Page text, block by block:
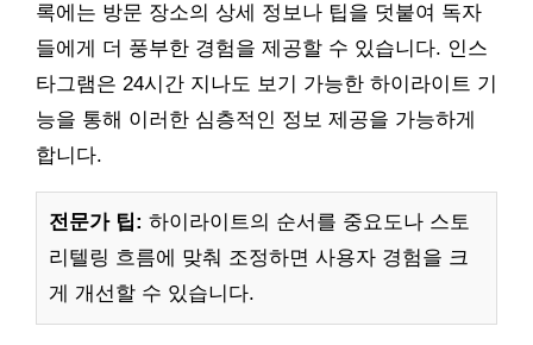
록에는 방문 장소의 상세 정보나 팁을 덧붙여 독자
들에게 더 풍부한 경험을 제공할 수 있습니다. 인스
타그램은 24시간 지나도 보기 가능한 하이라이트 기
능을 통해 이러한 심층적인 정보 제공을 가능하게
합니다.
전문가 팁: 하이라이트의 순서를 중요도나 스토
리텔링 흐름에 맞춰 조정하면 사용자 경험을 크
게 개선할 수 있습니다.